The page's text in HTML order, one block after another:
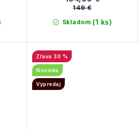
Skladom (1 ks)
149 €
30 %
Novinka
Výpredaj